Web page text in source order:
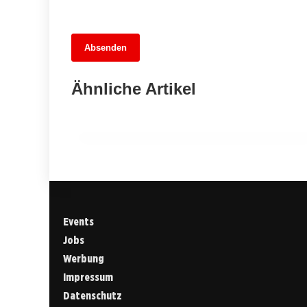
Absenden
Ähnliche Artikel
MuseumsMeileMitte: Berlins neues
kulturelles Herz schlägt am
Events
Jobs
Werbung
Impressum
Datenschutz